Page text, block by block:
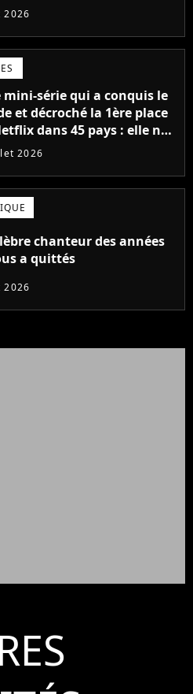
2026
mini-série qui a conquis le
et décroché la 1ère place
dans 45 pays : elle ne
que 10 épisodes et c'est
mondial
2026
chanteur des années
a quittés
2026